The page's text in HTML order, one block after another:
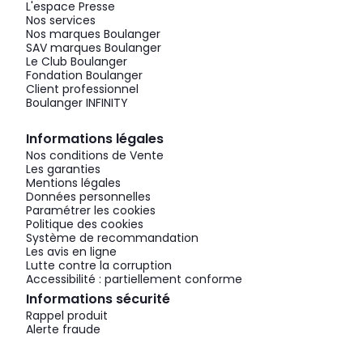
L'espace Presse
Nos services
Nos marques Boulanger
SAV marques Boulanger
Le Club Boulanger
Fondation Boulanger
Client professionnel
Boulanger INFINITY
Informations légales
Nos conditions de Vente
Les garanties
Mentions légales
Données personnelles
Paramétrer les cookies
Politique des cookies
Système de recommandation
Les avis en ligne
Lutte contre la corruption
Accessibilité : partiellement conforme
Informations sécurité
Rappel produit
Alerte fraude